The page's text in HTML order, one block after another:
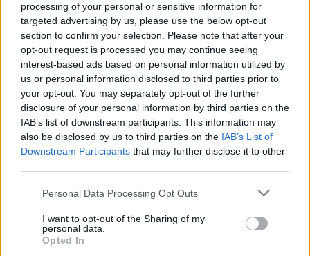
processing of your personal or sensitive information for
targeted advertising by us, please use the below opt-out
section to confirm your selection. Please note that after your
opt-out request is processed you may continue seeing
interest-based ads based on personal information utilized by
us or personal information disclosed to third parties prior to
your opt-out. You may separately opt-out of the further
disclosure of your personal information by third parties on the
IAB’s list of downstream participants. This information may
also be disclosed by us to third parties on the IAB’s List of
Downstream Participants that may further disclose it to other
Please note that this website/app uses one or more Google
not limited to your visit or usage behaviour. You may click to
grant or deny consent to Google and its third-party tags to
use your data for below specified purposes in below Google
Personal Data Processing Opt Outs
I want to opt-out of the Sharing of my
personal data.
Opted In
Continue lendo
NÃO CLASSIFICADO